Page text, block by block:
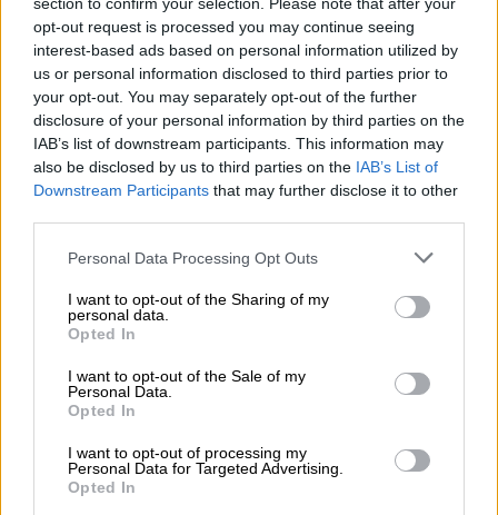
opt-out request is processed you may continue seeing
interest-based ads based on personal information utilized by
us or personal information disclosed to third parties prior to
your opt-out. You may separately opt-out of the further
disclosure of your personal information by third parties on the
IAB’s list of downstream participants. This information may
also be disclosed by us to third parties on the IAB’s List of
Downstream Participants that may further disclose it to other
Personal Data Processing Opt Outs
I want to opt-out of the Sharing of my
personal data.
Opted In
I want to opt-out of the Sale of my
Personal Data.
Opted In
I want to opt-out of processing my
Personal Data for Targeted Advertising.
Opted In
cambios en positivo